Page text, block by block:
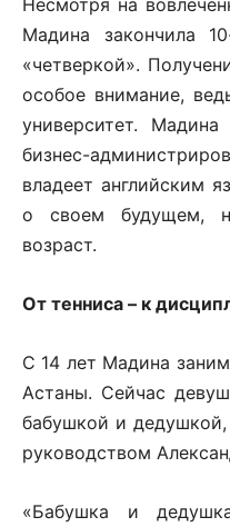
Несмотря на
Мадина закончила
«четверкой».
особое внимание,
университет.
бизнес-
владеет английским
о своем будущем,
возраст.
От тенниса – к
С 14 лет Мадина
Астаны. Сейчас
бабушкой и
руководством
«Бабушка и